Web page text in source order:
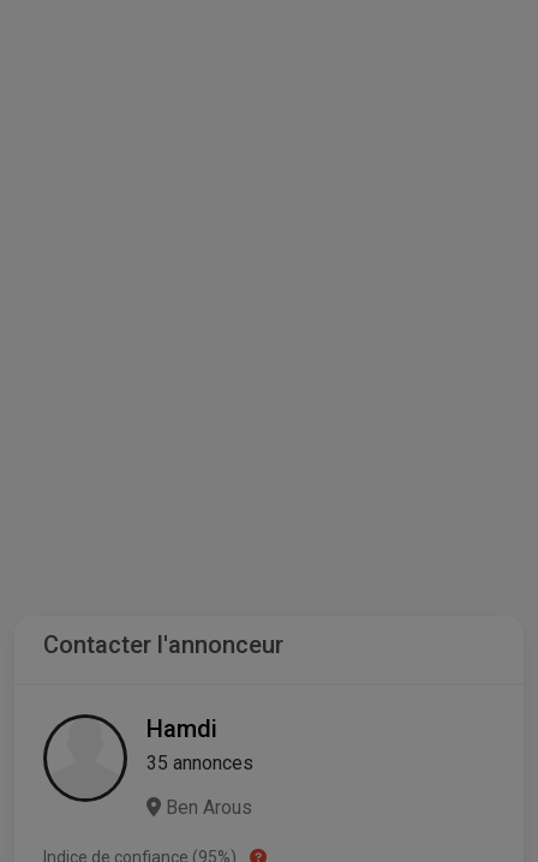
Contacter l'annonceur
Hamdi
35 annonces
Ben Arous
Indice de confiance (95%)